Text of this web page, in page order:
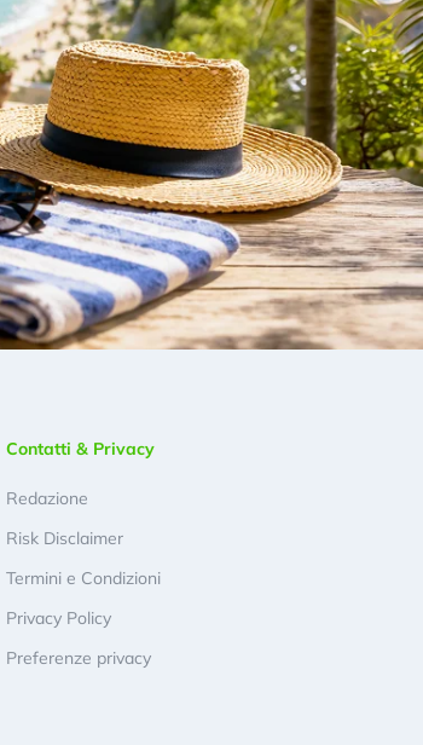
Contatti & Privacy
Redazione
Risk Disclaimer
Termini e Condizioni
Privacy Policy
Preferenze privacy